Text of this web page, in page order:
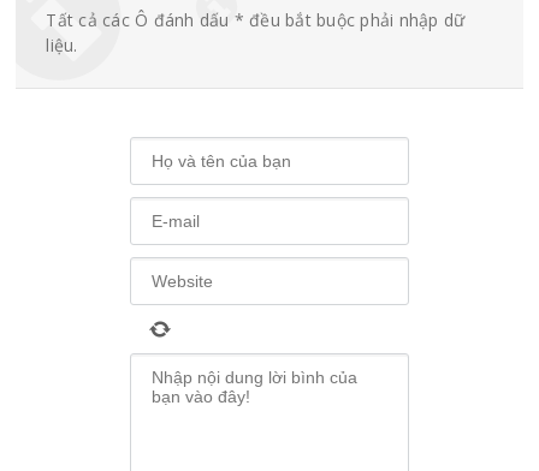
Tất cả các Ô đánh dấu * đều bắt buộc phải nhập dữ
liệu.